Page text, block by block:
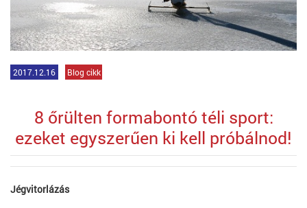
2017.12.16 Blog cikk
8 őrülten formabontó téli sport:
ezeket egyszerűen ki kell próbálnod!
Jégvitorlázás